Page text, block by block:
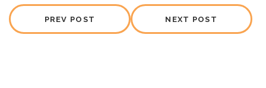
PREV POST NEXT POST